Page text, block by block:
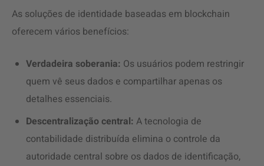
As soluções de identidade baseadas em blockchain
oferecem vários benefícios:
Verdadeira soberania: Os usuários podem restringir
quem vê seus dados e compartilhar apenas os
detalhes essenciais.
Descentralização central: A tecnologia de
contabilidade distribuída elimina o controle da
autoridade central sobre os dados de identificação,